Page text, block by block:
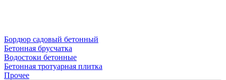
Бордюр садовый бетонный
Бетонная брусчатка
Водостоки бетонные
Бетонная тротуарная плитка
Прочее